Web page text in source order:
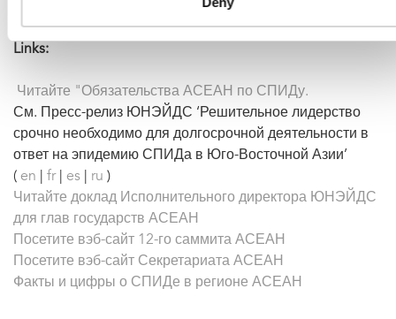
Links:
Читайте "Обязательства АСЕАН по СПИДу.
См. Пресс-релиз ЮНЭЙДС ‘Решительное лидерство
срочно необходимо для долгосрочной деятельности в
ответ на эпидемию СПИДа в Юго-Восточной Азии’
( en fr| es ru )
Читайте доклад Исполнительного директора ЮНЭЙДС
для глав государств АСЕАН
Посетите вэб-сайт 12-го саммита АСЕАН
Посетите вэб-сайт Секретариата АСЕАН
Факты и цифры о СПИДе в регионе АСЕАН